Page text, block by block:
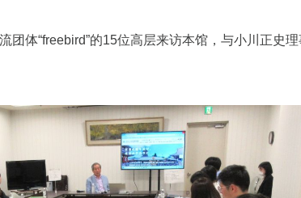
团体“freebird”的15位高层来访本馆，与小川正史理